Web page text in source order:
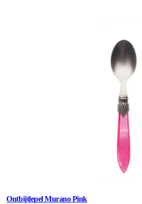
Ontbijtlepel Murano Pink